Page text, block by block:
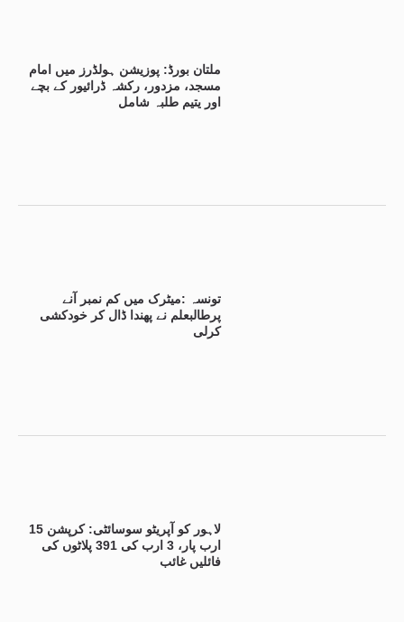
ملتان بورڈ: پوزیشن ہولڈرز میں امام
مسجد، مزدور، رکشہ ڈرائیور کے بچے
اور یتیم طلبہ شامل
تونسہ :میٹرک میں کم نمبر آنے
پرطالبعلم نے پھندا ڈال کر خودکشی
کرلی
لاہور کو آپریٹو سوسائٹی: کرپشن 15
ارب پار، 3 ارب کی 391 پلاٹوں کی
فائلیں غائب